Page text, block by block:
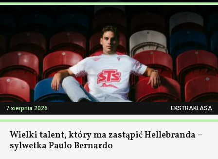
7 sierpnia 2026 EKSTRAKLASA
Wielki talent, który ma zastąpić Hellebranda –
sylwetka Paulo Bernardo